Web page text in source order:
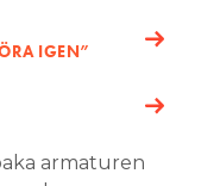
IGEN”
armaturen